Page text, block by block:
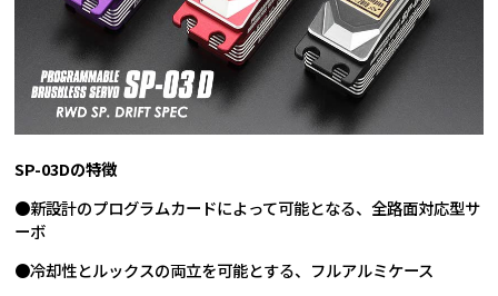
SP-03Dの特徴
●新設計のプログラムカードによって可能となる、全路面対応型サ
ーボ
●冷却性とルックスの両立を可能とする、フルアルミケース